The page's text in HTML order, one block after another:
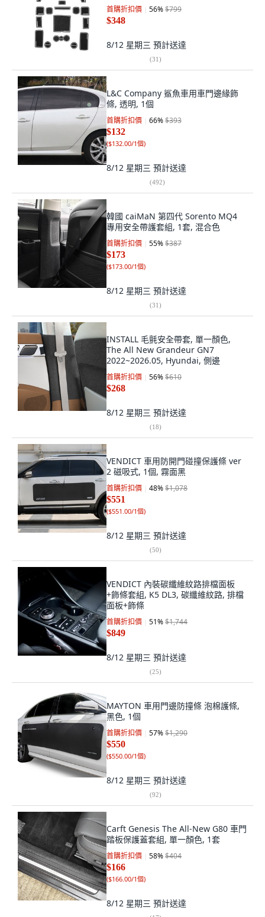
首購折扣價 56%$799
$348
8/12 星期三 預計送達
(31)
L&C Company 鯊魚車用車門邊緣飾
條, 透明, 1個
首購折扣價 66%$393
$132
($132.00/1個)
8/12 星期三 預計送達
(492)
韓國 caiMaN 第四代 Sorento MQ4
專用安全帶護套組, 1套, 混合色
首購折扣價 55%$387
$173
($173.00/1個)
8/12 星期三 預計送達
(31)
INSTALL 毛氈安全帶套, 單一顏色,
The All New Grandeur GN7
2022~2026.05, Hyundai, 側邊
首購折扣價 56%$610
$268
8/12 星期三 預計送達
(18)
VENDICT 車用防開門碰撞保護條 ver
2 磁吸式, 1個, 霧面黑
首購折扣價 48%$1,078
$551
($551.00/1個)
8/12 星期三 預計送達
(50)
VENDICT 內裝碳纖維紋路排檔面板
+飾條套組, K5 DL3, 碳纖維紋路, 排檔
面板+飾條
首購折扣價 51%$1,744
$849
8/12 星期三 預計送達
(25)
MAYTON 車用門邊防撞條 泡棉護條,
黑色, 1個
首購折扣價 57%$1,290
$550
($550.00/1個)
8/12 星期三 預計送達
(92)
Carft Genesis The All-New G80 車門
踏板保護蓋套組, 單一顏色, 1套
首購折扣價 58%$404
$166
($166.00/1個)
8/12 星期三 預計送達